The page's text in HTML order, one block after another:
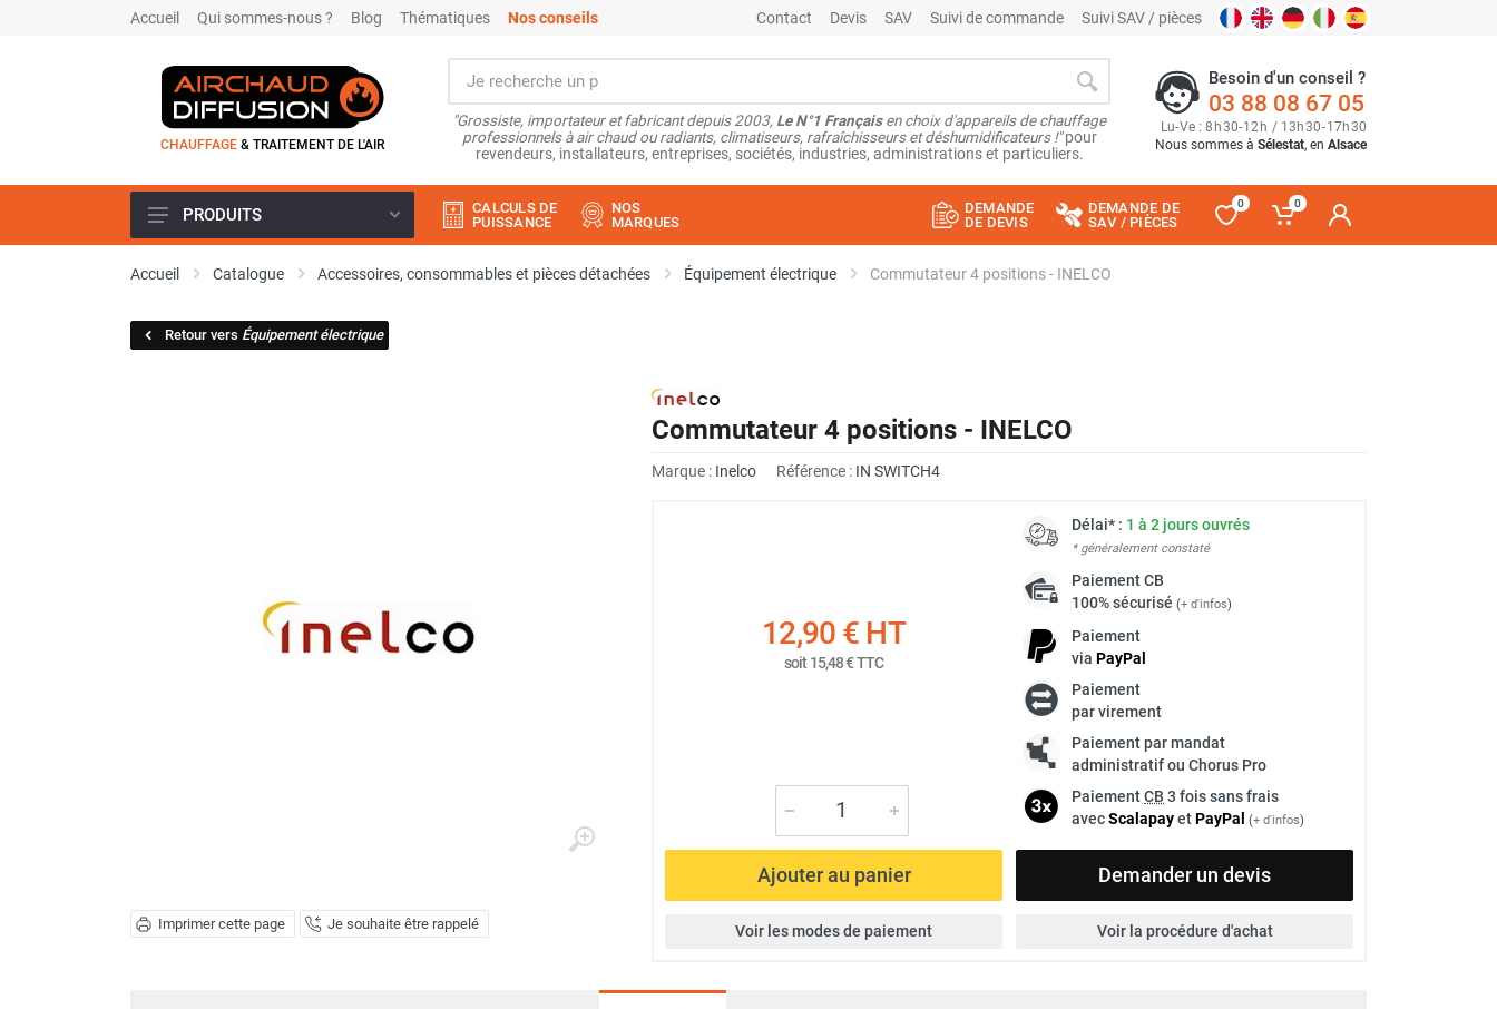
Accueil Qui sommes-nous ? Blog Thématiques Nos conseils Contact Devis SAV Suivi de commande Suivi SAV / pièces
CHAUFFAGE & TRAITEMENT DE L'AIR
"Grossiste, importateur et fabricant depuis 2003, Le N°1 Françaisen choix d'appareils de chauffage
professionnels à air chaud ou radiants, climatiseurs, rafraîchisseurs et déshumidificateurs !"pour
revendeurs, installateurs, entreprises, sociétés, industries, administrations et particuliers.
Besoin d'un conseil ?
03 88 08 67 05
Lu-Ve : 8h30-12h / 13h30-17h30
Nous sommes à Sélestat, en Alsace
Climatiseur
Climatiseur mobile résidentiel et
Ventilateur / extracteur d'air mobile
Extracteur d'air mural centrifuge
PRODUITS
CALCULS DE
PUISSANCE
NOS
MARQUES
DEMANDE
DE DEVIS
DEMANDE DE
SAV / PIÈCES
0 0
Accueil Catalogue Accessoires, consommables et pièces détachées Équipement électrique Commutateur 4 positions - INELCO
Retour vers Équipement électrique
Imprimer cette page Je souhaite être rappelé
Commutateur 4 positions - INELCO
Marque : Inelco Référence : IN SWITCH4
12,90 € HT
soit15,48 €TTC
Délai* : 1 à 2 jours ouvrés
* généralement constaté
PaiementCB
100% sécurisé (+ d'infos)
Paiement
via PayPal
Paiement
par virement
Paiement par mandat
administratif ou Chorus Pro
PaiementCB 3 fois sans frais
avecScalapayetPayPal (+ d'infos)
Ajouter au panier Demander un devis
Voir les modes de paiement Voir la procédure d'achat